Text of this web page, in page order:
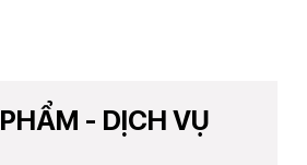
học 2025 - 2026. Đây là hoạt
nhằm triển khai Tháng hành
- DỊCH VỤ